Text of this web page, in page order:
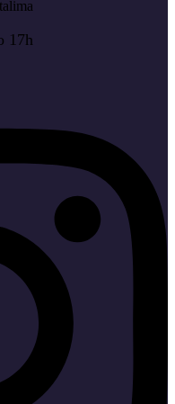
17h